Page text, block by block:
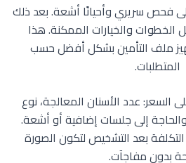
إلى فحص سريري وأحيانًا أشعة. بعد ذلك
والخيارات الممكنة. هذا
ملف التأمين بشكل أفضل حسب
المتطلبات.
السعر: عدد الأسنان المعالجة، نوع
والحاجة إلى جلسات إضافية أو أشعة.
بعد التشخيص لتكون الصورة
بدون مفاجآت.